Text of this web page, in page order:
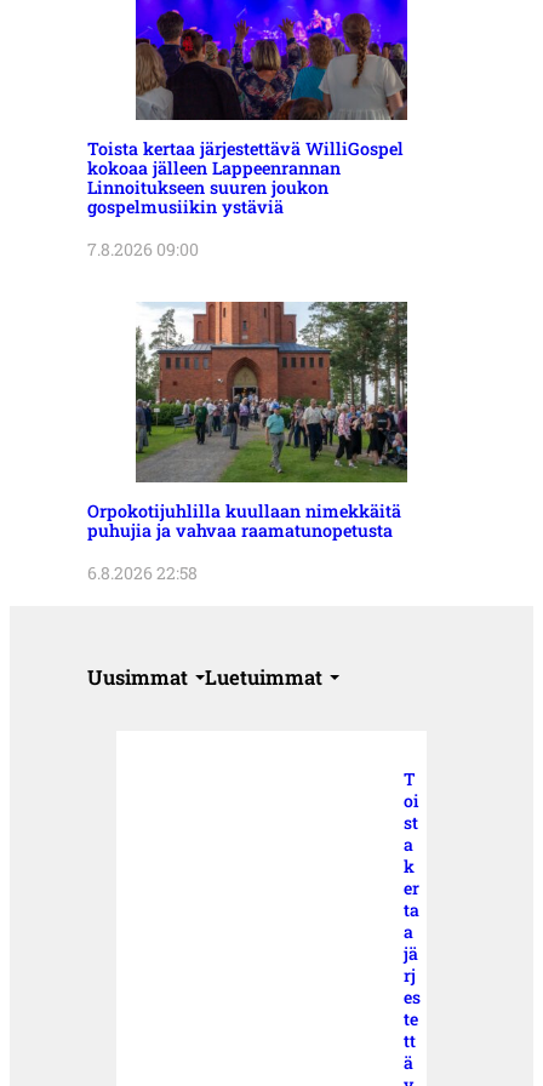
Toista kertaa järjestettävä WilliGospel
kokoaa jälleen Lappeenrannan
Linnoitukseen suuren joukon
gospelmusiikin ystäviä
7.8.2026 09:00
Orpokotijuhlilla kuullaan nimekkäitä
puhujia ja vahvaa raamatunopetusta
6.8.2026 22:58
Uusimmat Luetuimmat
T
oi
st
a
k
er
ta
a
jä
rj
es
te
tt
ä